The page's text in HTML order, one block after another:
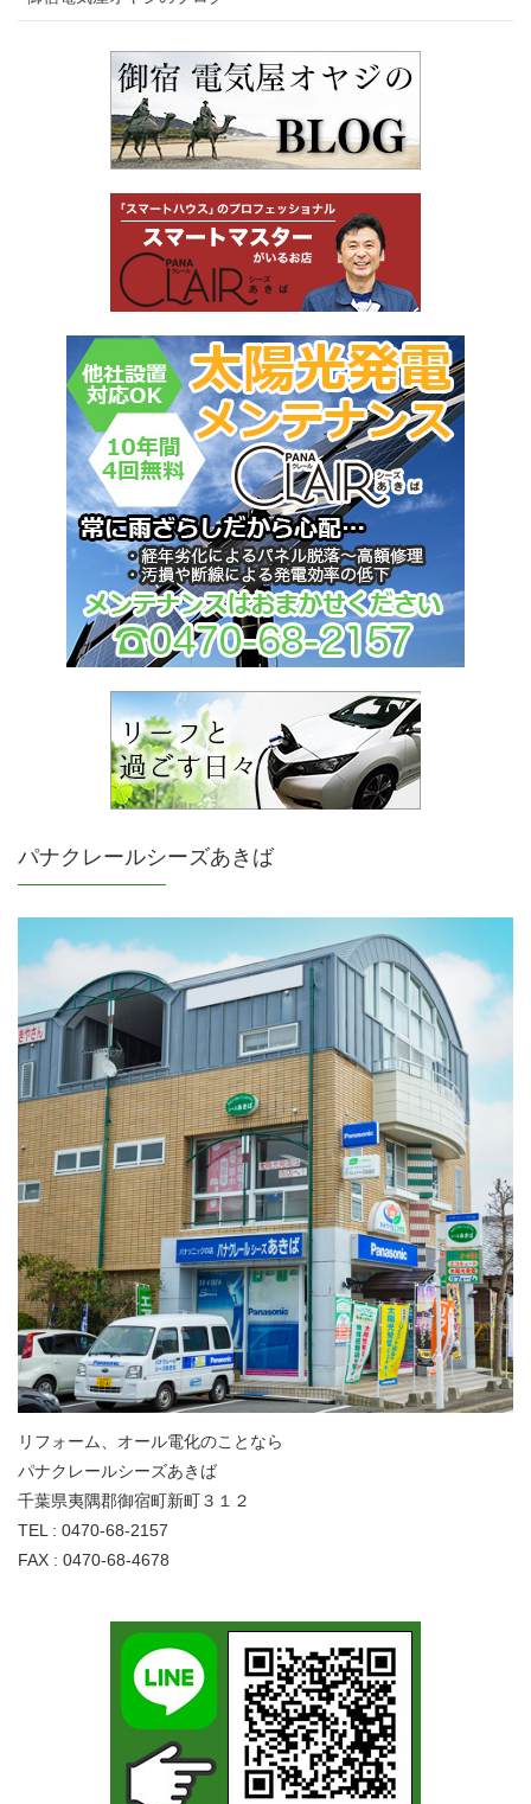
パナクレールシーズあきば
リフォーム、オール電化のことなら
パナクレールシーズあきば
千葉県夷隅郡御宿町新町３１２
TEL : 0470-68-2157
FAX : 0470-68-4678